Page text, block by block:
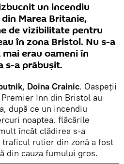
un incendiu
Marea Britanie,
de vizibilitate pentru
în zona Bristol. Nu s-a
erau oameni în
s-a prăbușit.
Doina Crainic. Oaspeții
Inn din Bristol au
după ce un incendiu
noaptea, flăcările
încât clădirea s-a
rutier din zonă a fost
din cauza fumului gros.